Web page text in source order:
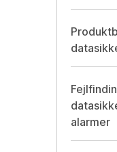
alarmer